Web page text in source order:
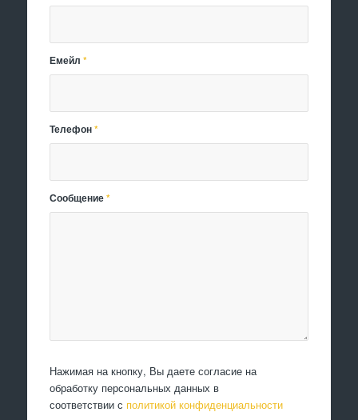
Емейл*
Телефон*
Сообщение*
Нажимая на кнопку, Вы даете согласие на
обработку персональных данных в
соответствии с политикой конфиденциальности